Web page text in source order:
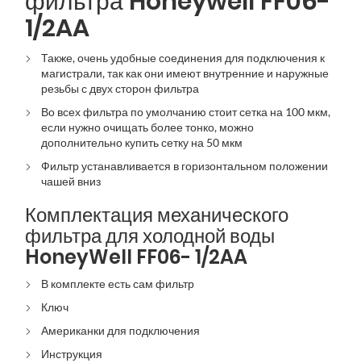
1/2AA
Также, очень удобные соединения для подключения к
магистрали, так как они имеют внутренние и наружные
резьбы с двух сторон фильтра
Во всех фильтра по умолчанию стоит сетка на 100 мкм,
если нужно очищать более тонко, можно
дополнительно купить сетку на 50 мкм
Фильтр устанавливается в горизонтальном положении
чашей вниз
Комплектация механического
фильтра для холодной воды
HoneyWell FF06- 1/2AA
В комплекте есть сам фильтр
Ключ
Американки для подключения
Инструкция